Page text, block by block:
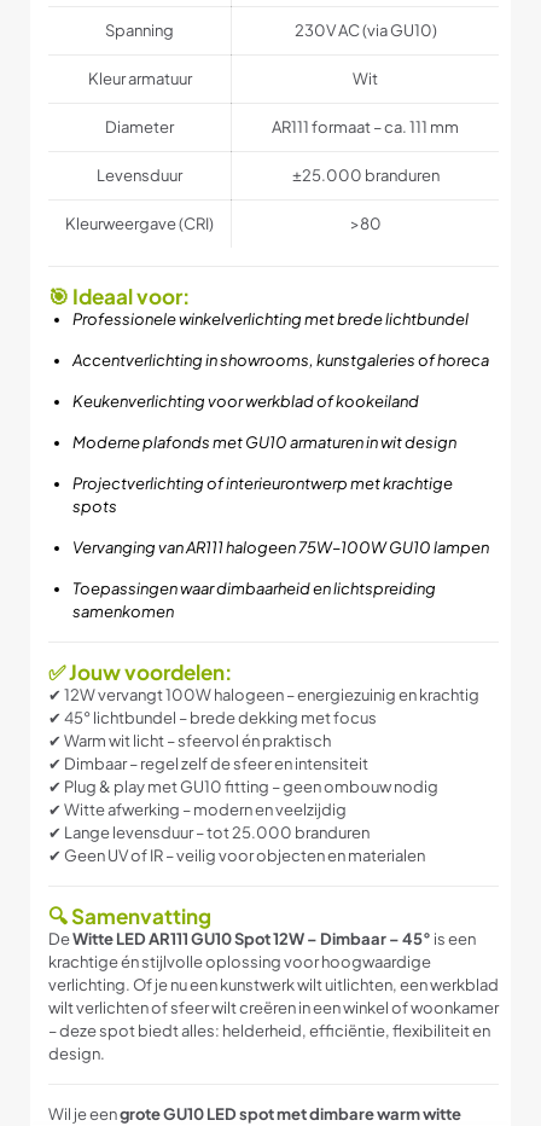
Spanning 230V AC (via GU10)
Kleur armatuur Wit
Diameter AR111 formaat – ca. 111 mm
Levensduur ±25.000 branduren
Kleurweergave (CRI) >80
🎯 Ideaal voor:
Professionele winkelverlichting met brede lichtbundel
Accentverlichting in showrooms, kunstgaleries of horeca
Keukenverlichting voor werkblad of kookeiland
Moderne plafonds met GU10 armaturen in wit design
Projectverlichting of interieurontwerp met krachtige
spots
Vervanging van AR111 halogeen 75W–100W GU10 lampen
Toepassingen waar dimbaarheid en lichtspreiding
samenkomen
✅ Jouw voordelen:
✔ 12W vervangt 100W halogeen – energiezuinig en krachtig
✔ 45° lichtbundel – brede dekking met focus
✔ Warm wit licht – sfeervol én praktisch
✔ Dimbaar – regel zelf de sfeer en intensiteit
✔ Plug & play met GU10 fitting – geen ombouw nodig
✔ Witte afwerking – modern en veelzijdig
✔ Lange levensduur – tot 25.000 branduren
✔ Geen UV of IR – veilig voor objecten en materialen
🔍 Samenvatting
DeWitte LED AR111 GU10 Spot 12W – Dimbaar – 45° is een
krachtige én stijlvolle oplossing voor hoogwaardige
verlichting. Of je nu een kunstwerk wilt uitlichten, een werkblad
wilt verlichten of sfeer wilt creëren in een winkel of woonkamer
– deze spot biedt alles: helderheid, efficiëntie, flexibiliteit en
design.
Wil je eengrote GU10 LED spot met dimbare warm witte